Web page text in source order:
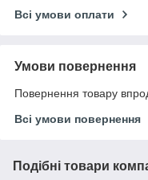
Всі умови оплати
Умови повернення
Повернення товару
Всі умови повернення
Подібні товари